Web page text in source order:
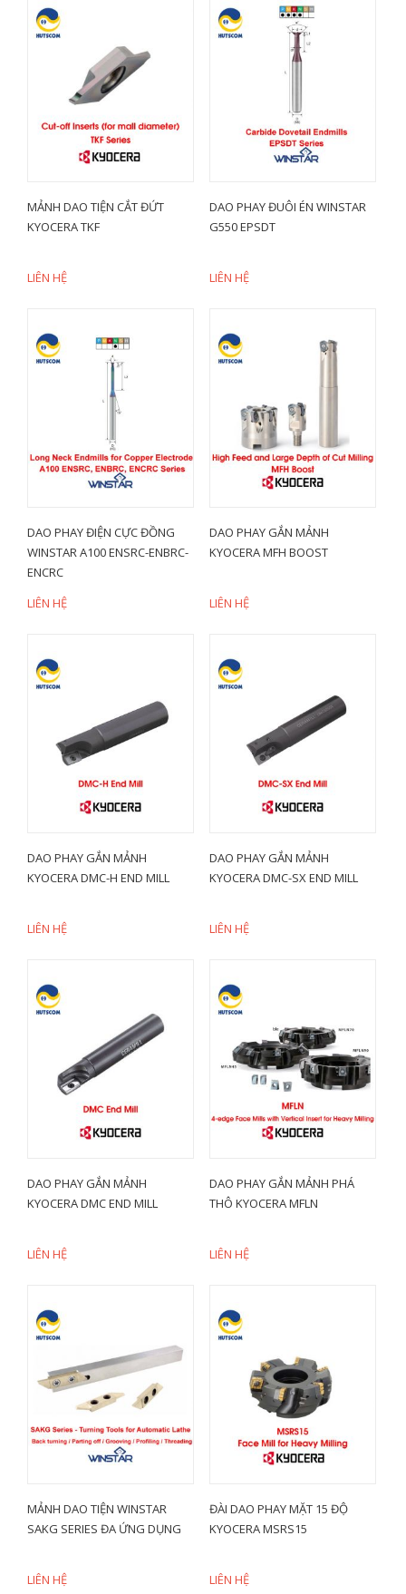
MẢNH DAO TIỆN CẮT ĐỨT
KYOCERA TKF
LIÊN HỆ
DAO PHAY ĐUÔI ÉN WINSTAR
G550 EPSDT
LIÊN HỆ
DAO PHAY ĐIỆN CỰC ĐỒNG
WINSTAR A100 ENSRC-ENBRC-
ENCRC
LIÊN HỆ
DAO PHAY GẮN MẢNH
KYOCERA MFH BOOST
LIÊN HỆ
DAO PHAY GẮN MẢNH
KYOCERA DMC-H END MILL
LIÊN HỆ
DAO PHAY GẮN MẢNH
KYOCERA DMC-SX END MILL
LIÊN HỆ
DAO PHAY GẮN MẢNH
KYOCERA DMC END MILL
LIÊN HỆ
DAO PHAY GẮN MẢNH PHÁ
THÔ KYOCERA MFLN
LIÊN HỆ
MẢNH DAO TIỆN WINSTAR
SAKG SERIES ĐA ỨNG DỤNG
LIÊN HỆ
ĐÀI DAO PHAY MẶT 15 ĐỘ
KYOCERA MSRS15
LIÊN HỆ